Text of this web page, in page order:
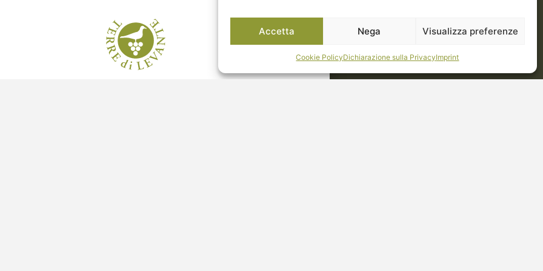
Accetta Nega Visualizza preferenze
Cookie PolicyDichiarazione sulla PrivacyImprint